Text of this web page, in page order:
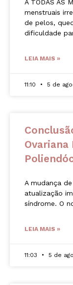
A TODAS AS
menstruais
de pelos,
dificuldade
LEIA MAIS »
11:10 5 de
A mudança
atualização
síndrome. O
LEIA MAIS »
11:03 5 de